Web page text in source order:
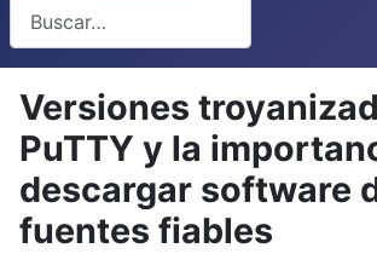
Versiones
PuTTY y la
descargar software
fuentes fiables